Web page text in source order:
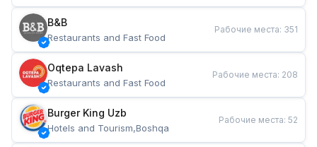
B&B
Restaurants and Fast Food
Рабочие места: 351
Oqtepa Lavash
Restaurants and Fast Food
Рабочие места: 208
Burger King Uzb
Hotels and Tourism,Boshqa
Рабочие места: 52